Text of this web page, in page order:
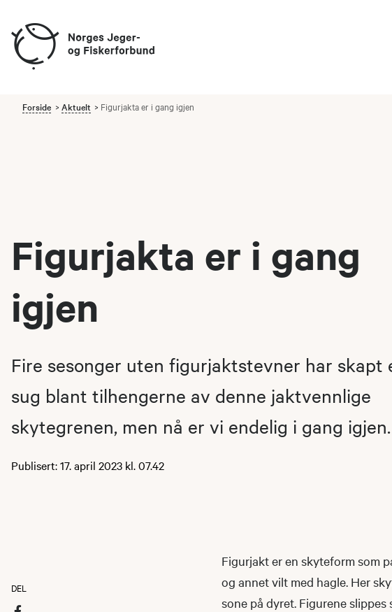
Forside Aktuelt Figurjakta er i gang igjen
Figurjakta er i gang
igjen
Fire sesonger uten figurjaktstevner har skapt
sug blant tilhengerne av denne jaktvennlige
skytegrenen, men nå er vi endelig i gang igjen.
Publisert: 17. april 2023 kl. 07.42
DEL
Figurjakt er en skyteform som
og annet vilt med hagle. Her
sone på dyret. Figurene